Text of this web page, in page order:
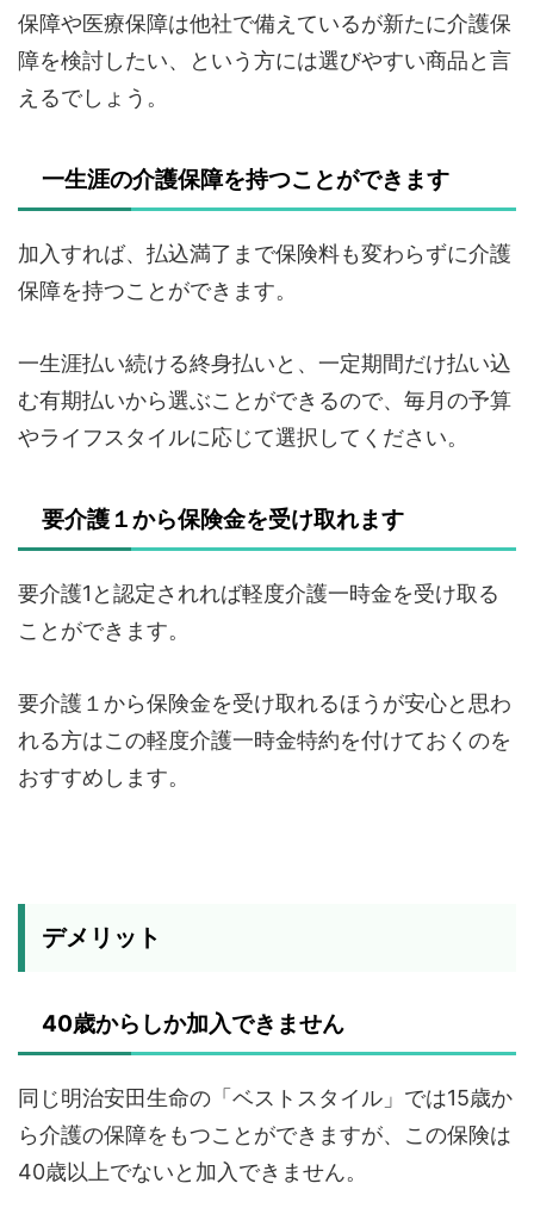
保障や医療保障は他社で備えているが新たに介護保
障を検討したい、という方には選びやすい商品と言
えるでしょう。
一生涯の介護保障を持つことができます
加入すれば、払込満了まで保険料も変わらずに介護
保障を持つことができます。
一生涯払い続ける終身払いと、一定期間だけ払い込
む有期払いから選ぶことができるので、毎月の予算
やライフスタイルに応じて選択してください。
要介護１から保険金を受け取れます
要介護1と認定されれば軽度介護一時金を受け取る
ことができます。
要介護１から保険金を受け取れるほうが安心と思わ
れる方はこの軽度介護一時金特約を付けておくのを
おすすめします。
デメリット
40歳からしか加入できません
同じ明治安田生命の「ベストスタイル」では15歳か
ら介護の保障をもつことができますが、この保険は
40歳以上でないと加入できません。